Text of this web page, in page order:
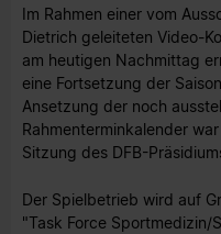
Im Rahmen einer vom
Dietrich geleiteten Video-
am heutigen Nachmittag
eine Fortsetzung der
Ansetzung der noch
Rahmenterminkalender
Sitzung des DFB-
Der Spielbetrieb wird auf
"Task Force